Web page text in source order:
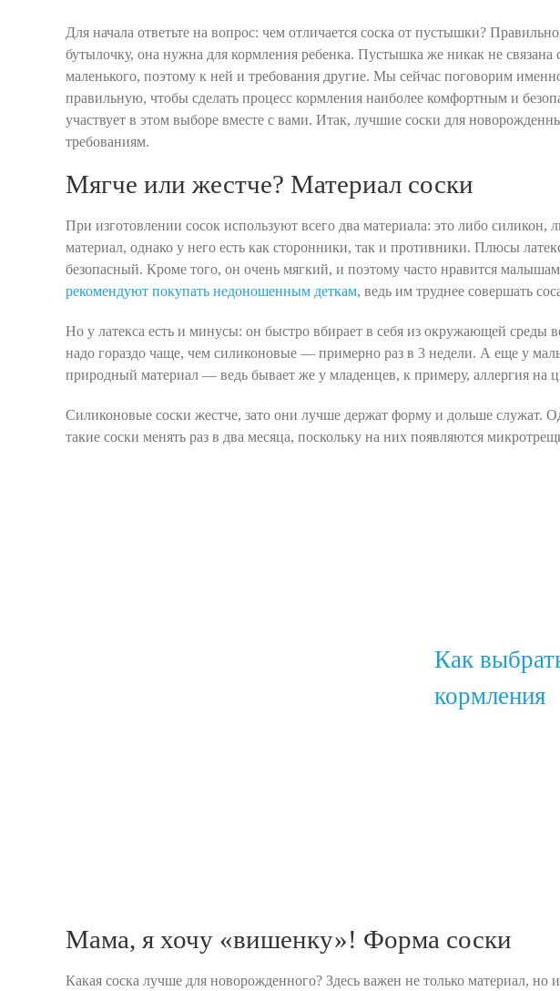
Для начала ответьте на вопрос: чем отличается соска от пустышки?
бутылочку, она нужна для кормления ребенка. Пустышка же никак не
маленького, поэтому к ней и требования другие. Мы сейчас поговорим
правильную, чтобы сделать процесс кормления наиболее комфортным и
участвует в этом выборе вместе с вами. Итак, лучшие соски для
требованиям.
Мягче или жестче? Материал соски
При изготовлении сосок используют всего два материала: это либо
материал, однако у него есть как сторонники, так и противники. Плюсы
безопасный. Кроме того, он очень мягкий, и поэтому часто нравится
рекомендуют покупать недоношенным деткам, ведь им труднее совершать
Но у латекса есть и минусы: он быстро вбирает в себя из окружающей среды
надо гораздо чаще, чем силиконовые — примерно раз в 3 недели. А еще у
природный материал — ведь бывает же у младенцев, к примеру, аллергия на
Силиконовые соски жестче, зато они лучше держат форму и дольше служат.
такие соски менять раз в два месяца, поскольку на них появляются
Как
кормления
Мама, я хочу «вишенку»! Форма соски
Какая соска лучше для новорожденного? Здесь важен не только материал,